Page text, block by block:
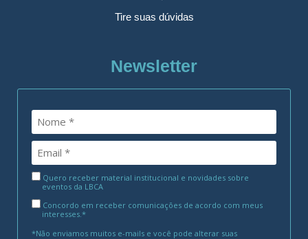
Tire suas dúvidas
Newsletter
Quero receber material institucional e novidades sobre
eventos da LBCA
Concordo em receber comunicações de acordo com meus
interesses.*
*Não enviamos muitos e-mails e você pode alterar suas